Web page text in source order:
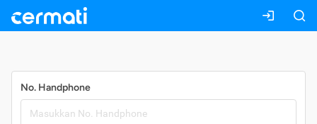
No. Handphone